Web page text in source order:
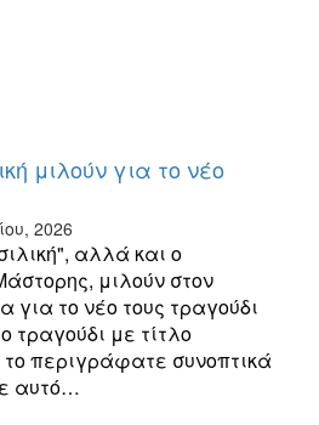
μιλούν για το νέο
2026
αλλά και ο
μιλούν στον
για το νέο τους τραγούδι
τραγούδι με τίτλο
περιγράφατε συνοπτικά
αυτό…